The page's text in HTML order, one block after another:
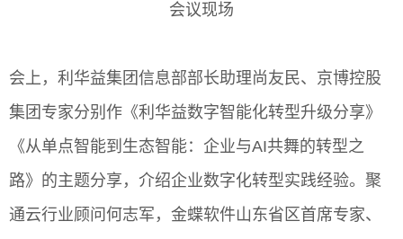
会议现场
会上，利华益集团信息部部长助理尚友民、京博控股
集团专家分别作《利华益数字智能化转型升级分享》
《从单点智能到生态智能：企业与AI共舞的转型之
路》的主题分享，介绍企业数字化转型实践经验。聚
通云行业顾问何志军，金蝶软件山东省区首席专家、